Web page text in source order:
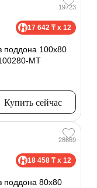
19723
17 642 ₸ x 12
поддона 100x80
MT
Купить сейчас
28669
18 458 ₸ x 12
поддона 80x80